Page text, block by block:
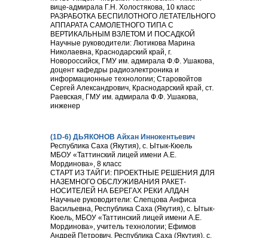
вице-адмирала Г.Н. Холостякова, 10 класс
РАЗРАБОТКА БЕСПИЛОТНОГО ЛЕТАТЕЛЬНОГО
АППАРАТА САМОЛЕТНОГО ТИПА С
ВЕРТИКАЛЬНЫМ ВЗЛЕТОМ И ПОСАДКОЙ
Научные руководители: Лютикова Марина
Николаевна, Краснодарский край, г.
Новороссийск, ГМУ им. адмирала Ф.Ф. Ушакова,
доцент кафедры радиоэлектроника и
информационные технологии; Старовойтов
Сергей Александрович, Краснодарский край, ст.
Раевская, ГМУ им. адмирала Ф.Ф. Ушакова,
инженер
(1D-6) ДЬЯКОНОВ Айхан Иннокентьевич
Республика Саха (Якутия), с. Ытык-Кюель
МБОУ «Таттинский лицей имени А.Е.
Мординова», 8 класс
СТАРТ ИЗ ТАЙГИ: ПРОЕКТНЫЕ РЕШЕНИЯ ДЛЯ
НАЗЕМНОГО ОБСЛУЖИВАНИЯ РАКЕТ-
НОСИТЕЛЕЙ НА БЕРЕГАХ РЕКИ АЛДАН
Научные руководители: Слепцова Анфиса
Васильевна, Республика Саха (Якутия), с. Ытык-
Кюель, МБОУ «Таттинский лицей имени А.Е.
Мординова», учитель технологии; Ефимов
Андрей Петрович, Республика Саха (Якутия), с.